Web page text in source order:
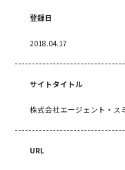
登録日
2018.04.17
サイトタイトル
株式会社エージェント・ス
URL